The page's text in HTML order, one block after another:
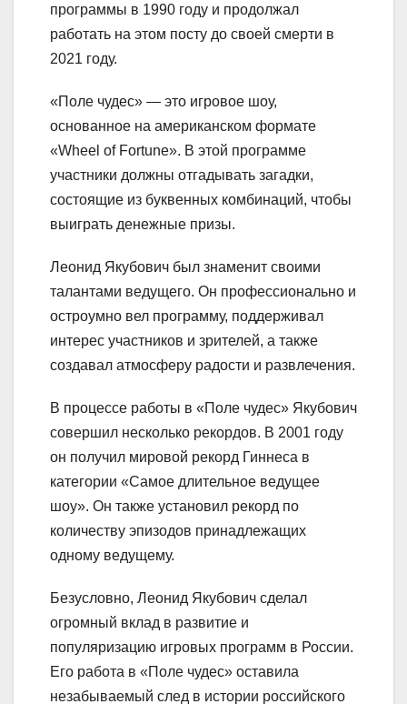
программы в 1990 году и продолжал
работать на этом посту до своей смерти в
2021 году.
«Поле чудес» — это игровое шоу,
основанное на американском формате
«Wheel of Fortune». В этой программе
участники должны отгадывать загадки,
состоящие из буквенных комбинаций, чтобы
выиграть денежные призы.
Леонид Якубович был знаменит своими
талантами ведущего. Он профессионально и
остроумно вел программу, поддерживал
интерес участников и зрителей, а также
создавал атмосферу радости и развлечения.
В процессе работы в «Поле чудес» Якубович
совершил несколько рекордов. В 2001 году
он получил мировой рекорд Гиннеса в
категории «Самое длительное ведущее
шоу». Он также установил рекорд по
количеству эпизодов принадлежащих
одному ведущему.
Безусловно, Леонид Якубович сделал
огромный вклад в развитие и
популяризацию игровых программ в России.
Его работа в «Поле чудес» оставила
незабываемый след в истории российского